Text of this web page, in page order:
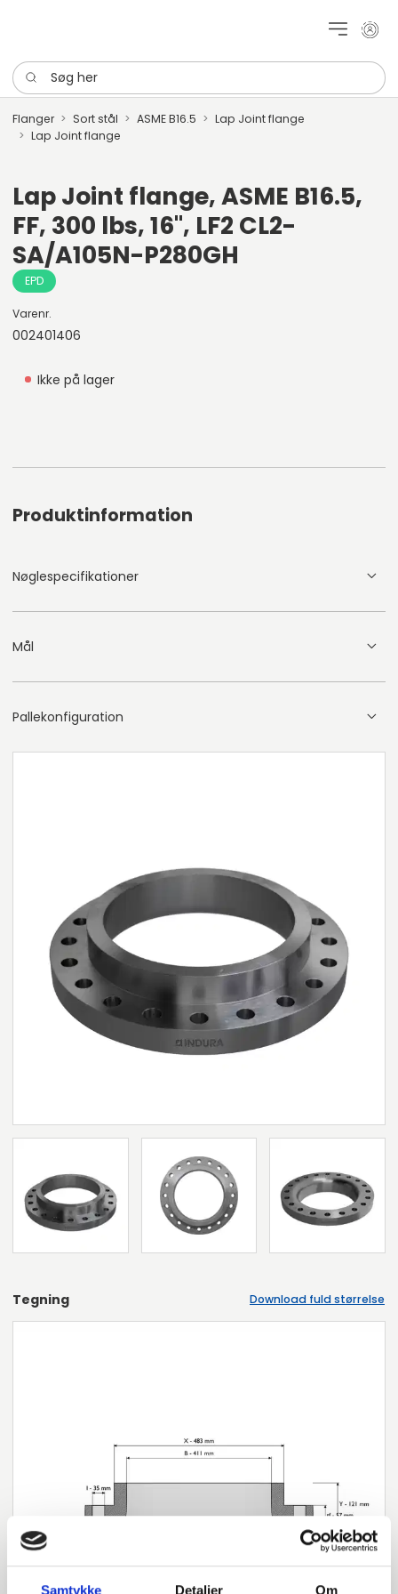
Samtykke Detaljer Om
Mit
Søg her
Flanger Sort stål ASME B16.5
Lap Joint flange
Lap Joint flange
Lap Joint flange, ASME B16.5,
FF, 300 lbs, 16", LF2 CL2-
SA/A105N-P280GH
EPD
Varenr.
002401406
Ikke på lager
Produktinformation
Nøglespecifikationer
Mål
Pallekonfiguration
Tegning Download fuld størrelse